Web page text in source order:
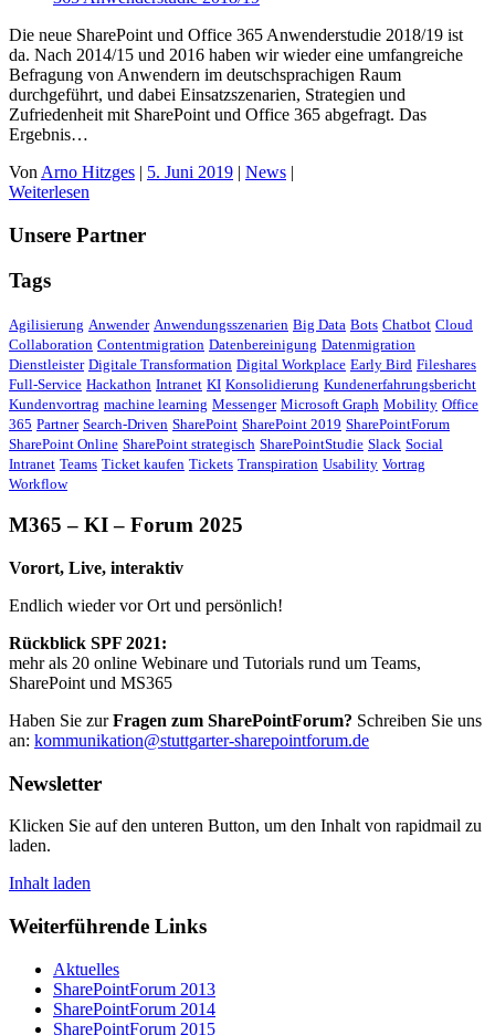
Die neue SharePoint und Office 365 Anwenderstudie 2018/19 ist
da. Nach 2014/15 und 2016 haben wir wieder eine umfangreiche
Befragung von Anwendern im deutschsprachigen Raum
durchgeführt, und dabei Einsatzszenarien, Strategien und
Zufriedenheit mit SharePoint und Office 365 abgefragt. Das
Ergebnis…
VonArno Hitzges | 5. Juni 2019 | News |
Weiterlesen
Unsere Partner
Tags
Agilisierung Anwender Anwendungsszenarien Big Data Bots Chatbot Cloud
Collaboration Contentmigration Datenbereinigung Datenmigration
Dienstleister Digitale Transformation Digital Workplace Early Bird Fileshares
Full-Service Hackathon Intranet KI Konsolidierung Kundenerfahrungsbericht
Kundenvortrag machine learning Messenger Microsoft Graph Mobility Office
365 Partner Search-Driven SharePoint SharePoint 2019 SharePointForum
SharePoint Online SharePoint strategisch SharePointStudie Slack Social
Intranet Teams Ticket kaufen Tickets Transpiration Usability Vortrag
Workflow
M365 – KI – Forum 2025
Vorort, Live, interaktiv
Endlich wieder vor Ort und persönlich!
Rückblick SPF 2021:
mehr als 20 online Webinare und Tutorials rund um Teams,
SharePoint und MS365
Haben Sie zurFragen zum SharePointForum? Schreiben Sie uns
an: kommunikation@stuttgarter-sharepointforum.de
Newsletter
Klicken Sie auf den unteren Button, um den Inhalt von rapidmail zu
laden.
Inhalt laden
Weiterführende Links
Aktuelles
SharePointForum 2013
SharePointForum 2014
SharePointForum 2015